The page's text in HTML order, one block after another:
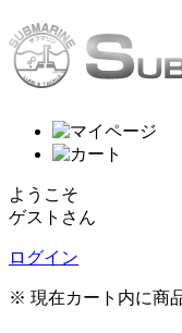
ようこそ
ゲストさん
ログイン
※ 現在カート内に商